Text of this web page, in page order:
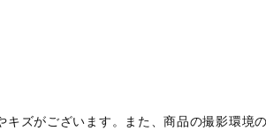
ズがございます。また、商品の撮影環境